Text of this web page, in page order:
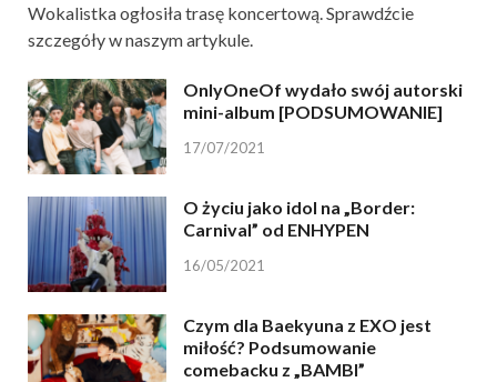
Wokalistka ogłosiła trasę koncertową. Sprawdźcie
szczegóły w naszym artykule.
OnlyOneOf wydało swój autorski
mini-album [PODSUMOWANIE]
17/07/2021
O życiu jako idol na „Border:
Carnival” od ENHYPEN
16/05/2021
Czym dla Baekyuna z EXO jest
miłość? Podsumowanie
comebacku z „BAMBI”